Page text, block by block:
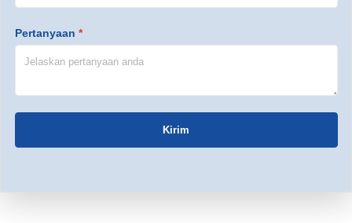
Pertanyaan *
Kirim